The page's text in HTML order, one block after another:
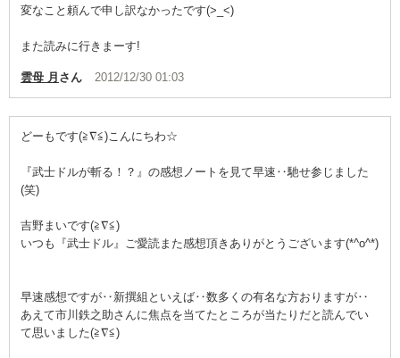
変なこと頼んで申し訳なかったです(>_<)
また読みに行きまーす!
雲母 月 さん 2012/12/30 01:03
どーもです(≧∇≦)こんにちわ☆
『武士ドルが斬る！？』の感想ノートを見て早速‥馳せ参じました
(笑)
吉野まいです(≧∇≦)
いつも『武士ドル』ご愛読また感想頂きありがとうございます(*^o^*)
早速感想ですが‥新撰組といえば‥数多くの有名な方おりますが‥
あえて市川鉄之助さんに焦点を当てたところが当たりだと読んでい
て思いました(≧∇≦)